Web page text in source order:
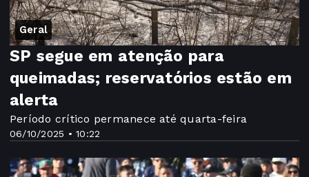
Geral
06/10/2025 • 10:22
SP segue em atenção para
queimadas; reservatórios estão em
alerta
Período crítico permanece até quarta-feira